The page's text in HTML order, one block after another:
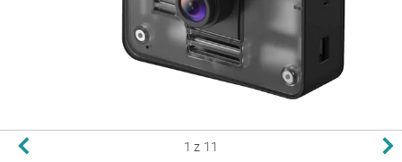
1 z 11